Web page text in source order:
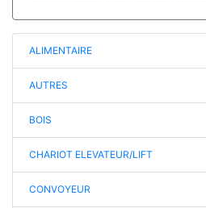
ALIMENTAIRE
AUTRES
BOIS
CHARIOT ELEVATEUR/LIFT
CONVOYEUR